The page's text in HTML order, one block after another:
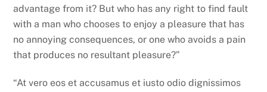
advantage from it? But who has any right to find fault
with a man who chooses to enjoy a pleasure that has
no annoying consequences, or one who avoids a pain
that produces no resultant pleasure?”
“At vero eos et accusamus et iusto odio dignissimos